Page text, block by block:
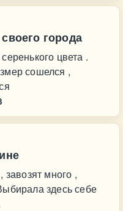
города
цвета .
сошелся ,
много ,
здесь себе